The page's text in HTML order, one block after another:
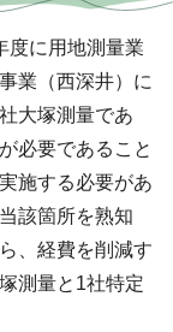
度に用地測量業
業（西深井）に
大塚測量であ
必要であること
施する必要があ
該箇所を熟知
、経費を削減す
測量と1社特定